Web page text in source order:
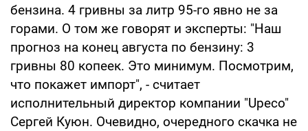
бензина. 4 гривны за литр 95-го явно не за
горами. О том же говорят и эксперты: "Наш
прогноз на конец августа по бензину: 3
гривны 80 копеек. Это минимум. Посмотрим,
что покажет импорт", - считает
исполнительный директор компании "Upeco"
Сергей Куюн. Очевидно, очередного скачка не